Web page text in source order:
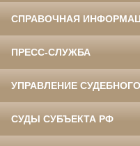
СПРАВОЧНАЯ
ПРЕСС-СЛУЖБА
УПРАВЛЕНИЕ
СУДЫ СУБЪЕКТА РФ